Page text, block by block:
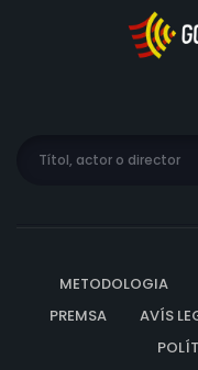
britànica, de la
Derek Jacobi,
METODOLOGIA
PREMSA
AVÍS